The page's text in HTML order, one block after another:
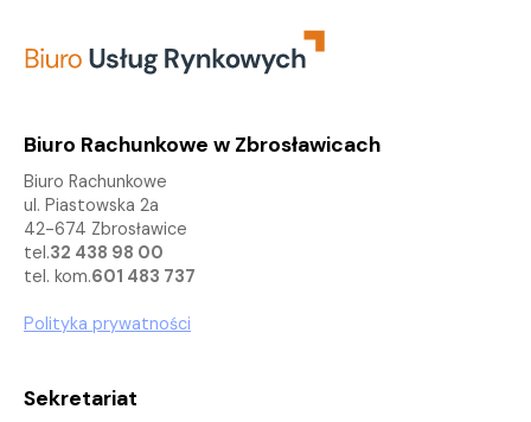
Biuro Rachunkowe w Zbrosławicach
Biuro Rachunkowe
ul. Piastowska 2a
42-674 Zbrosławice
tel.32 438 98 00
tel. kom.601 483 737
Polityka prywatności
Sekretariat